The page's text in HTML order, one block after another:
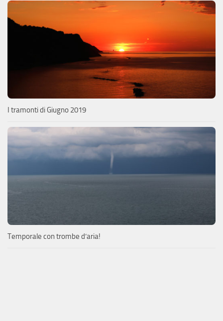
I tramonti di Giugno 2019
Temporale con trombe d’aria!